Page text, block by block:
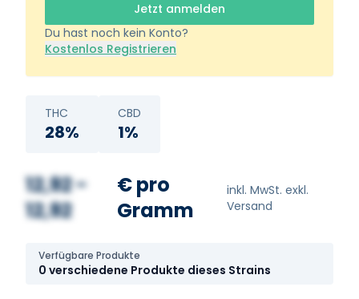
Jetzt anmelden
Du hast noch kein Konto?
Kostenlos Registrieren
THC
28%
CBD
1%
12,92 -
12,92
€ pro
Gramm
inkl. MwSt. exkl.
Versand
Verfügbare Produkte
0 verschiedene Produkte dieses Strains